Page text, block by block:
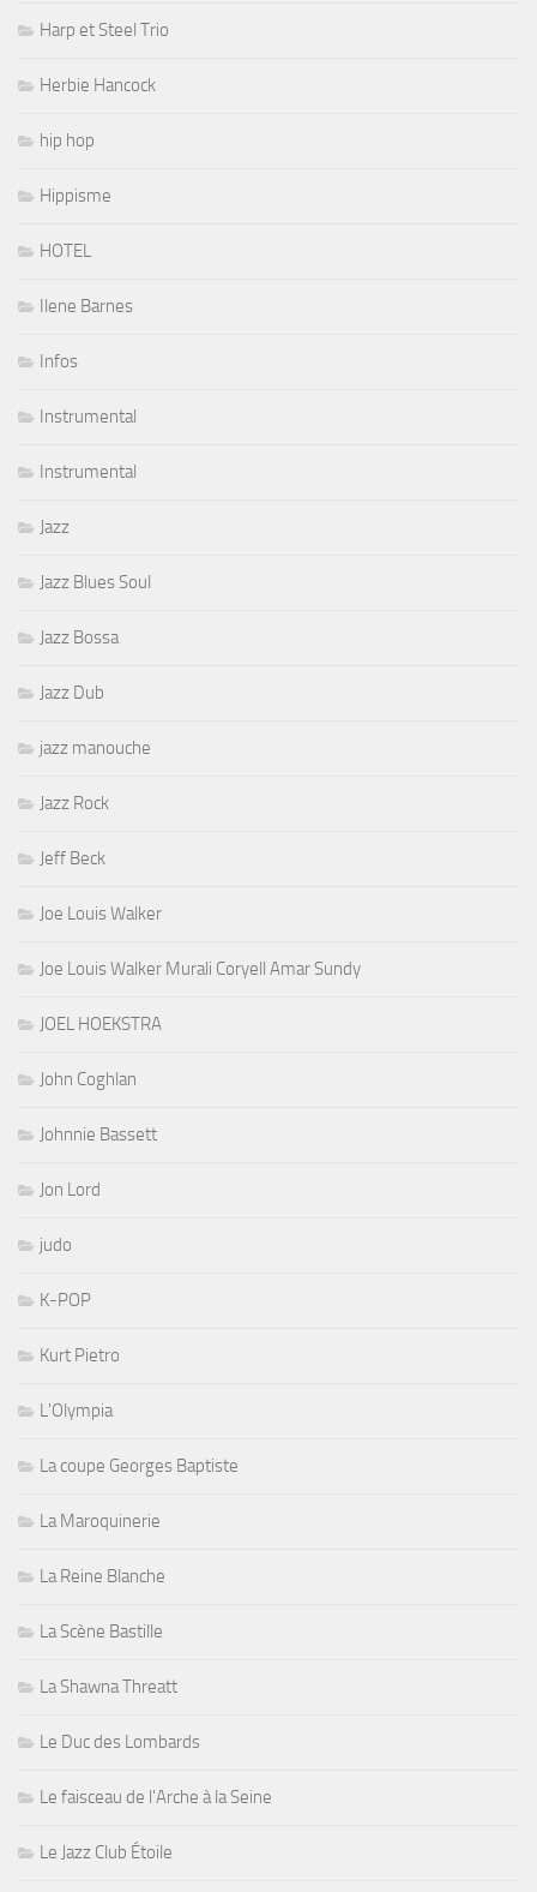
Harp et Steel Trio
Herbie Hancock
hip hop
Hippisme
HOTEL
Ilene Barnes
Infos
Instrumental
Instrumental
Jazz
Jazz Blues Soul
Jazz Bossa
Jazz Dub
jazz manouche
Jazz Rock
Jeff Beck
Joe Louis Walker
Joe Louis Walker Murali Coryell Amar Sundy
JOEL HOEKSTRA
John Coghlan
Johnnie Bassett
Jon Lord
judo
K-POP
Kurt Pietro
L'Olympia
La coupe Georges Baptiste
La Maroquinerie
La Reine Blanche
La Scène Bastille
La Shawna Threatt
Le Duc des Lombards
Le faisceau de l'Arche à la Seine
Le Jazz Club Étoile